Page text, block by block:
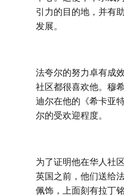
引力的目的地，并有
发展。
法夸尔的努力卓有成
社区都很喜欢他。穆
迪尔在他的《希卡亚
尔的受欢迎程度。
为了证明他在华人社
英国之前，他们送给
佩饰，上面刻有拉丁